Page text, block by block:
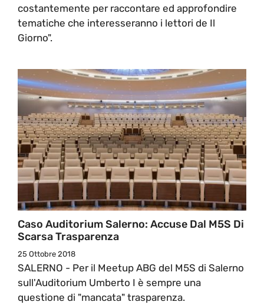
costantemente per raccontare ed approfondire
tematiche che interesseranno i lettori de Il
Giorno".
Caso Auditorium Salerno: Accuse Dal M5S Di
Scarsa Trasparenza
25 Ottobre 2018
SALERNO - Per il Meetup ABG del M5S di Salerno
sull'Auditorium Umberto I è sempre una
questione di "mancata" trasparenza.